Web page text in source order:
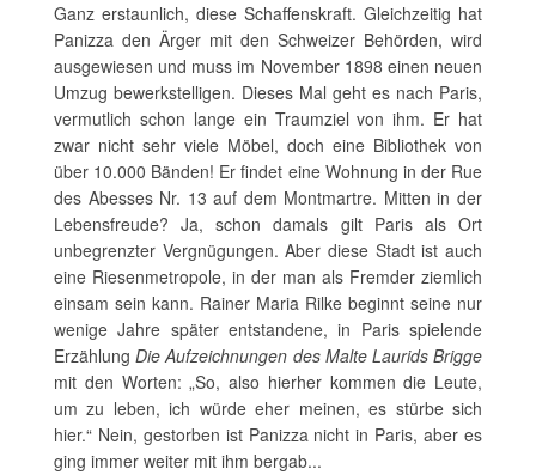
Ganz erstaunlich, diese Schaffenskraft. Gleichzeitig hat
Panizza den Ärger mit den Schweizer Behörden, wird
ausgewiesen und muss im November 1898 einen neuen
Umzug bewerkstelligen. Dieses Mal geht es nach Paris,
vermutlich schon lange ein Traumziel von ihm. Er hat
zwar nicht sehr viele Möbel, doch eine Bibliothek von
über 10.000 Bänden! Er findet eine Wohnung in der Rue
des Abesses Nr. 13 auf dem Montmartre. Mitten in der
Lebensfreude? Ja, schon damals gilt Paris als Ort
unbegrenzter Vergnügungen. Aber diese Stadt ist auch
eine Riesenmetropole, in der man als Fremder ziemlich
einsam sein kann. Rainer Maria Rilke beginnt seine nur
wenige Jahre später entstandene, in Paris spielende
ErzählungDie Aufzeichnungen des Malte Laurids Brigge
mit den Worten: „So, also hierher kommen die Leute,
um zu leben, ich würde eher meinen, es stürbe sich
hier.“ Nein, gestorben ist Panizza nicht in Paris, aber es
ging immer weiter mit ihm bergab...